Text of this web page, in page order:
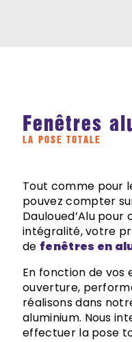
Fenêtres
LA POSE TOTALE
Tout comme pour
pouvez compter
Dauloued’Alu
intégralité, votre
de fenêtres en
En fonction de vos
ouverture,
réalisons dans
aluminium. Nous
effectuer la pose